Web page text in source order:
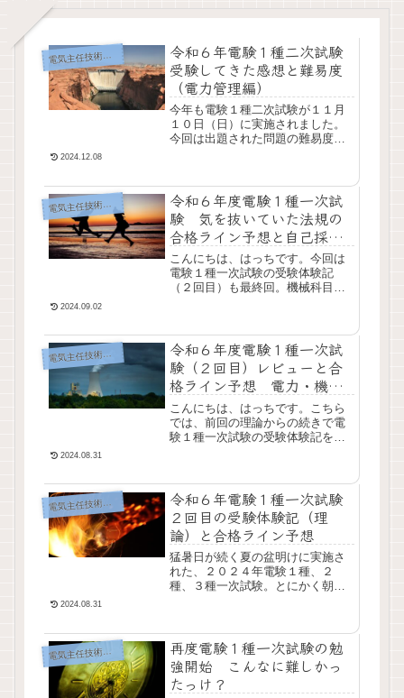
電気主任技術者試験（電験）
令和６年電験１種二次試験
受験してきた感想と難易度
（電力管理編）
今年も電験１種二次試験が１１月
１０日（日）に実施されました。
今回は出題された問題の難易度や
も慣れて・・・なんて...
2024.12.08
電気主任技術者試験（電験）
令和６年度電験１種一次試
験 気を抜いていた法規の
合格ライン予想と自己採点
の結果
こんにちは、はっちです。今回は
電験１種一次試験の受験体験記
（２回目）も最終回。機械科目も
たため、今回もそれなり...
2024.09.02
電気主任技術者試験（電験）
令和６年度電験１種一次試
験（２回目）レビューと合
格ライン予想 電力・機械
編
こんにちは、はっちです。こちら
では、前回の理論からの続きで電
験１種一次試験の受験体験記を記
れほど精神的に追い詰...
2024.08.31
電 気主任技術者試験（電験）
令和６年電験１種一次試験
２回目の受験体験記（理
論）と合格ライン予想
猛暑日が続く夏の盆明けに実施さ
れた、２０２４年電験１種、２
種、３種一次試験。とにかく朝か
った後での感想と、打っ...
2024.08.31
電 気主任技術者試験（電験）
再度電験１種一次試験の勉
強開始 こんなに難しかっ
たっけ？